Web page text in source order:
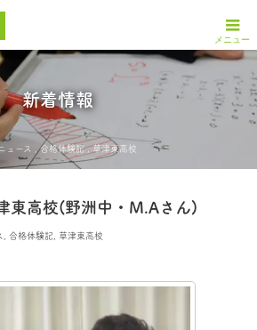
新着情報
ュース ,合格体験記 ,草津東高校
高校(野洲中・M.Aさん)
合格体験記 草津東高校